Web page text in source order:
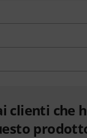
clienti che